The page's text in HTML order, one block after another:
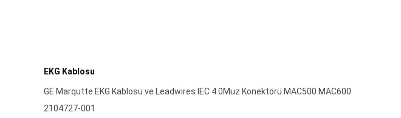
EKG Kablosu
GE Marqutte EKG Kablosu ve Leadwires IEC 4.0Muz Konektörü MAC500 MAC600
2104727-001